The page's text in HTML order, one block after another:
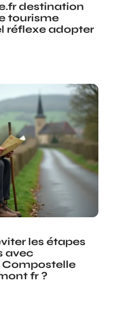
destination
tourisme
réflexe adopter
les étapes
avec
fr ?